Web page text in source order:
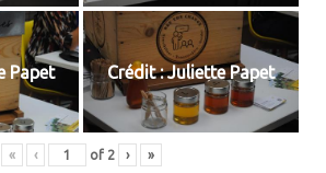
Papet Crédit : Juliette Papet
« ‹ of 2 › »